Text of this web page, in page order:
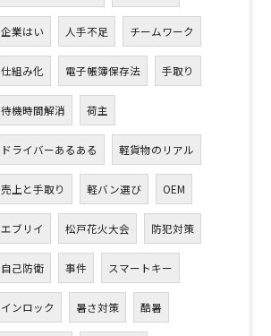
企業はい 人手不足 チームワーク
仕組み化 電子帳簿保存法 手取り
待機時間解消 荷主
ドライバーあるある 軽貨物のリアル
売上と手取り 軽バン選び OEM
エブリイ 松戸花火大会 防犯対策
自己防衛 事件 スマートキー
インロック 暑さ対策 酷暑